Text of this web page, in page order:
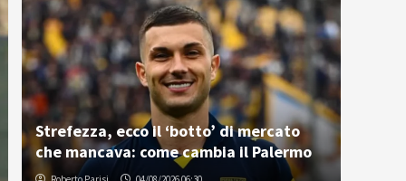
Strefezza, ecco il ‘botto’ di mercato
che mancava: come cambia il Palermo